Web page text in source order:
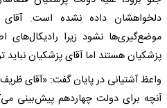
دلخواهشان داده نشده است.
موضع‌گیری‌ها نشود زیرا رادیکال‌های
پزشکیان هستند اما آقای پزشکیان
واعظ آشتیانی در پایان گفت: «آقای
آنچه برای دولت چهاردهم پیش‌بینی